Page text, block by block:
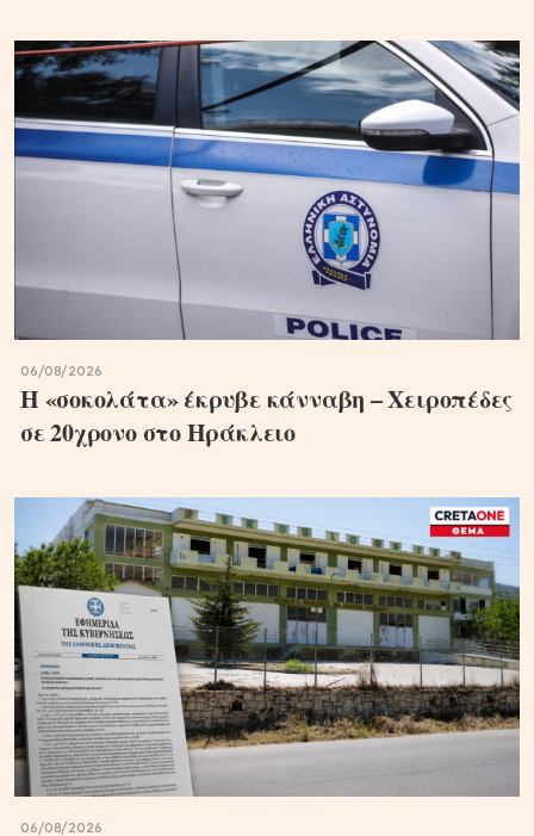
06/08/2026
Η «σοκολάτα» έκρυβε κάνναβη – Χειροπέδες
σε 20χρονο στο Ηράκλειο
06/08/2026